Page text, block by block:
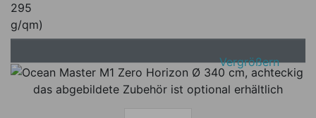
295
g/qm)
Vergrößern
das abgebildete Zubehör ist optional erhältlich